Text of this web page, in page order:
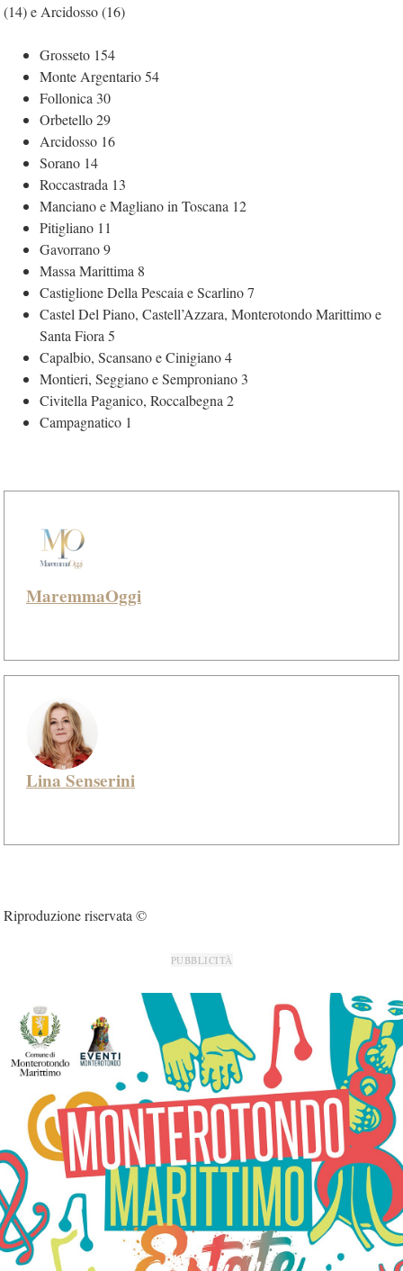
(14) e Arcidosso (16)
Grosseto 154
Monte Argentario 54
Follonica 30
Orbetello 29
Arcidosso 16
Sorano 14
Roccastrada 13
Manciano e Magliano in Toscana 12
Pitigliano 11
Gavorrano 9
Massa Marittima 8
Castiglione Della Pescaia e Scarlino 7
Castel Del Piano, Castell’Azzara, Monterotondo Marittimo e
Santa Fiora 5
Capalbio, Scansano e Cinigiano 4
Montieri, Seggiano e Semproniano 3
Civitella Paganico, Roccalbegna 2
Campagnatico 1
MaremmaOggi
Lina Senserini
Riproduzione riservata ©
PUBBLICITÀ